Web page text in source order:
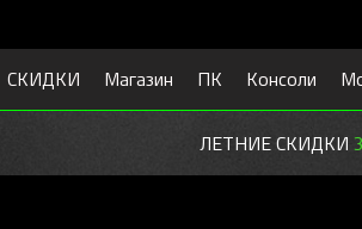
СКИДКИ Магазин ПК Консоли
ЛЕТНИЕ СКИДКИ